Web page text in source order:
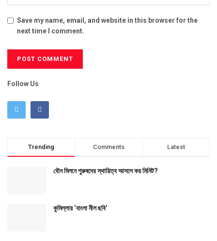
Save my name, email, and website in this browser for the
next time I comment.
Follow Us
Trending Comments Latest
যৌন মিলনে পুরুষদের স্থায়িত্ব আসলে কয় মিনিট?
কুমিল্লায় ‘বাংলা নীল ছবি’